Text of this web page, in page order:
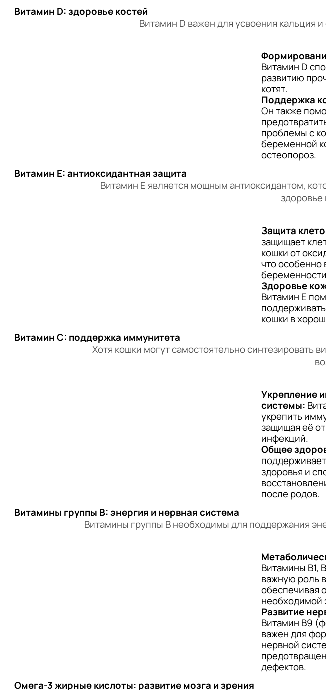
Витамин D: здоровье костей
Витамин D важен для усвоения кальция
Витамин D
развитию
котят.
Поддержка
Он также
проблемы с
беременной
остеопороз.
Витамин E: антиоксидантная защита
Витамин E является мощным антиоксидантом,
Защита
защищает
кошки от
что особенно
Здоровье
Витамин E
кошки в
Витамин C: поддержка иммунитета
Хотя кошки могут самостоятельно синтезировать
Укрепление
системы:
укрепить
защищая её
инфекций.
Общее
здоровья и
после родов.
Витамины группы B: энергия и нервная система
Витамины группы B необходимы для поддержания
Витамины B1,
важную роль
обеспечивая
необходимой
Развитие
Витамин B9
важен для
нервной
дефектов.
Омега-3 жирные кислоты: развитие мозга и зрения